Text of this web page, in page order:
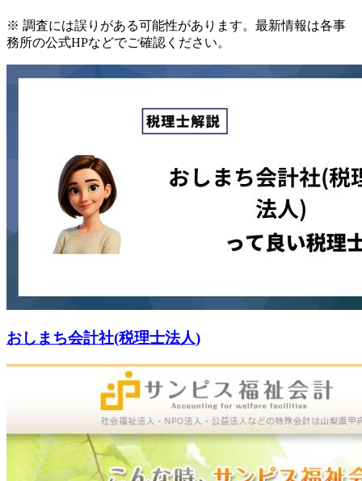
※ 調査には誤りがある可能性があります。最新情報は各事
務所の公式HPなどでご確認ください。
おしまち会計社(税理士法人)